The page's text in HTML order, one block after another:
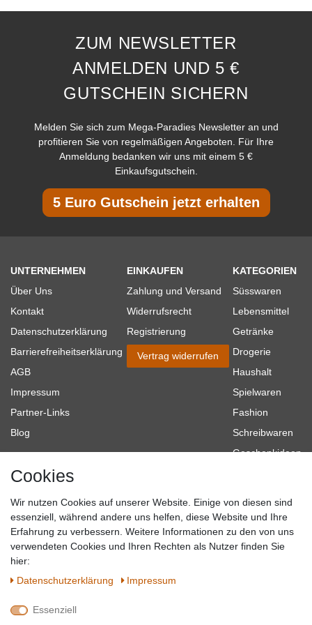
ZUM NEWSLETTER
ANMELDEN UND 5 €
GUTSCHEIN SICHERN
Melden Sie sich zum Mega-Paradies Newsletter an und
profitieren Sie von regelmäßigen Angeboten. Für Ihre
Anmeldung bedanken wir uns mit einem 5 €
Einkaufsgutschein.
5 Euro Gutschein jetzt erhalten
UNTERNEHMEN
Über Uns
Kontakt
Datenschutzerklärung
Barrierefreiheitserklärung
AGB
Impressum
Partner-Links
Blog
EINKAUFEN
Zahlung und Versand
Widerrufsrecht
Registrierung
Vertrag widerrufen
KATEGORIEN
Süsswaren
Lebensmittel
Getränke
Drogerie
Haushalt
Spielwaren
Fashion
Schreibwaren
Geschenkideen
Topmarken
SICHER EINKAUFEN
QUALITÄT
WIR AKZEPTIEREN
Cookies
Wir nutzen Cookies auf unserer Website. Einige von diesen sind
essenziell, während andere uns helfen, diese Website und Ihre
Erfahrung zu verbessern. Weitere Informationen zu den von uns
verwendeten Cookies und Ihren Rechten als Nutzer finden Sie
hier:
Daten­schutz­erklärung
Impressum
Essenziell